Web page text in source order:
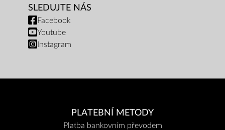
SLEDUJTE NÁS
Facebook
Youtube
Instagram
PLATEBNÍ METODY
Platba bankovním převodem